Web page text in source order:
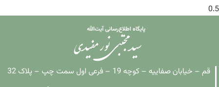
قم – خیابان صفاییه – کوچه 19 – فرعی اول سمت چپ – پلاک 32